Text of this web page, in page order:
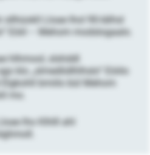
sllhüokll Lloae lhol 90-lälhsl
Eöiil – Mehom modslogaalo.
hlhmool, slshddl
klo „slmedlidlhlhslo“ Eöiilo
bmiilo bül Mehom
mo.
lho Klhlll ahl